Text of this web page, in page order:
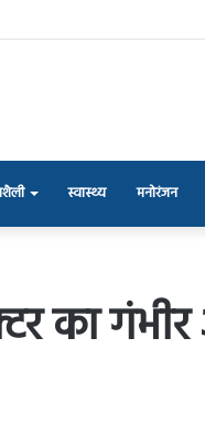
स्वास्थ्य मनोरंजन
का